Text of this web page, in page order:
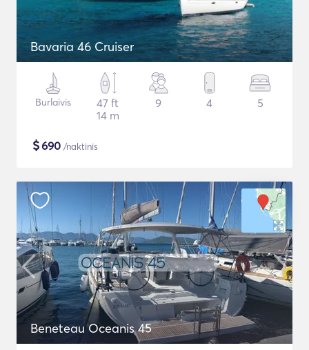
Bavaria 46 Cruiser
Burlaivis
47 ft
14 m
9 4 5
$690 /naktinis
Beneteau Oceanis 45